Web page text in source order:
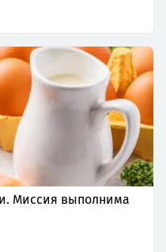
Миссия выполнима